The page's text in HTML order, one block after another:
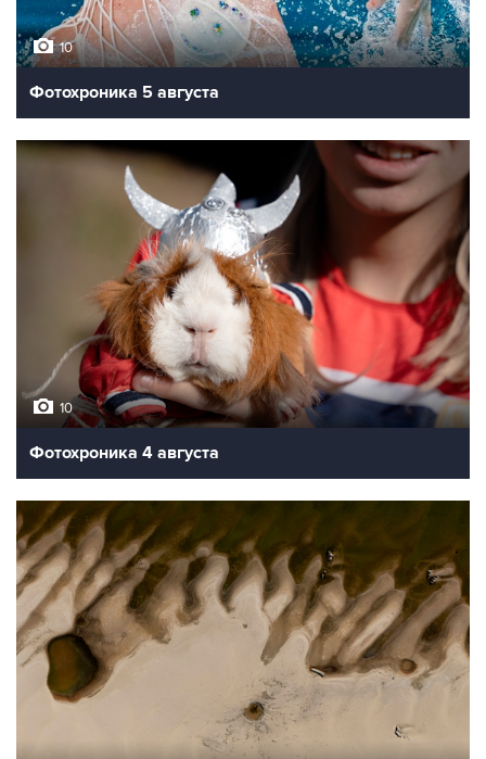
10
Фотохроника 5 августа
10
Фотохроника 4 августа